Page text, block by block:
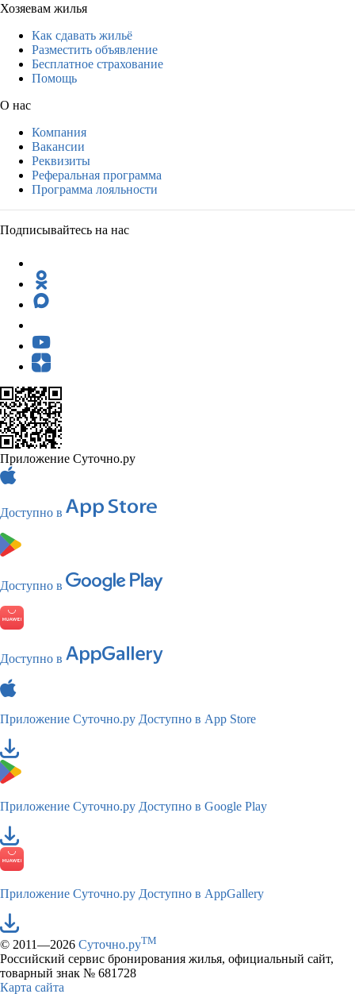
Хозяевам жилья
Как сдавать жильё
Разместить объявление
Бесплатное страхование
Помощь
О нас
Компания
Вакансии
Реквизиты
Реферальная программа
Программа лояльности
Подписывайтесь на нас
Приложение Суточно.ру
Доступно в
Доступно в
Доступно в
Приложение Суточно.ру Доступно в App Store
Приложение Суточно.ру Доступно в Google Play
Приложение Суточно.ру Доступно в AppGallery
© 2011—2026 Суточно.руTM
Российский сервис бронирования жилья, официальный сайт,
товарный знак № 681728
Карта сайта